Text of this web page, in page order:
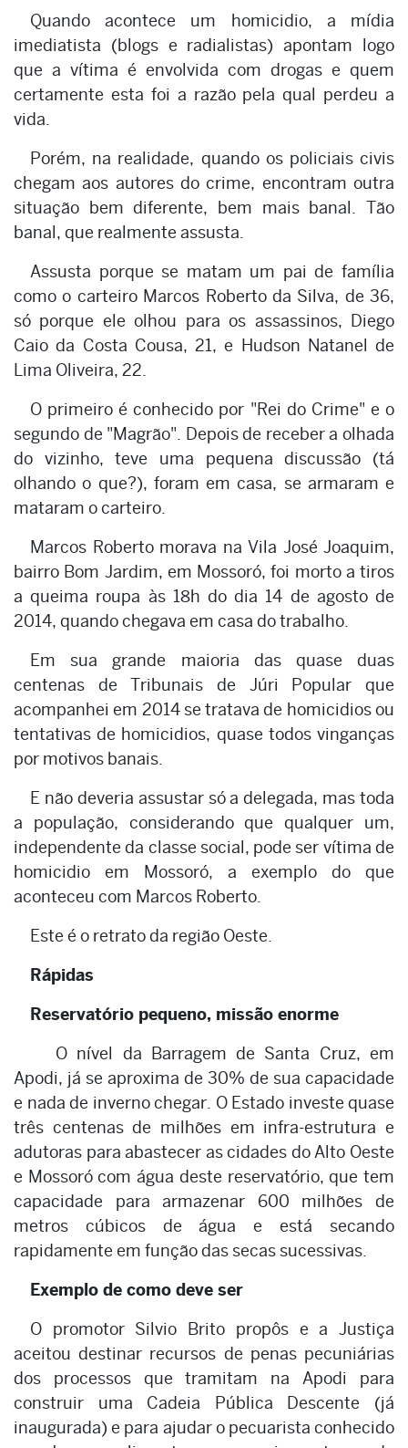
Quando acontece um homicidio, a mídia
imediatista (blogs e radialistas) apontam logo
que a vítima é envolvida com drogas e quem
certamente esta foi a razão pela qual perdeu a
vida.
Porém, na realidade, quando os policiais civis
chegam aos autores do crime, encontram outra
situação bem diferente, bem mais banal. Tão
banal, que realmente assusta.
Assusta porque se matam um pai de família
como o carteiro Marcos Roberto da Silva, de 36,
só porque ele olhou para os assassinos, Diego
Caio da Costa Cousa, 21, e Hudson Natanel de
Lima Oliveira, 22.
O primeiro é conhecido por "Rei do Crime" e o
segundo de "Magrão". Depois de receber a olhada
do vizinho, teve uma pequena discussão (tá
olhando o que?), foram em casa, se armaram e
mataram o carteiro.
Marcos Roberto morava na Vila José Joaquim,
bairro Bom Jardim, em Mossoró, foi morto a tiros
a queima roupa às 18h do dia 14 de agosto de
2014, quando chegava em casa do trabalho.
Em sua grande maioria das quase duas
centenas de Tribunais de Júri Popular que
acompanhei em 2014 se tratava de homicidios ou
tentativas de homicidios, quase todos vinganças
por motivos banais.
E não deveria assustar só a delegada, mas toda
a população, considerando que qualquer um,
independente da classe social, pode ser vítima de
homicidio em Mossoró, a exemplo do que
aconteceu com Marcos Roberto.
Este é o retrato da região Oeste.
Rápidas
Reservatório pequeno, missão enorme
O nível da Barragem de Santa Cruz, em
Apodi, já se aproxima de 30% de sua capacidade
e nada de inverno chegar. O Estado investe quase
três centenas de milhões em infra-estrutura e
adutoras para abastecer as cidades do Alto Oeste
e Mossoró com água deste reservatório, que tem
capacidade para armazenar 600 milhões de
metros cúbicos de água e está secando
rapidamente em função das secas sucessivas.
Exemplo de como deve ser
O promotor Silvio Brito propôs e a Justiça
aceitou destinar recursos de penas pecuniárias
dos processos que tramitam na Apodi para
construir uma Cadeia Pública Descente (já
inaugurada) e para ajudar o pecuarista conhecido